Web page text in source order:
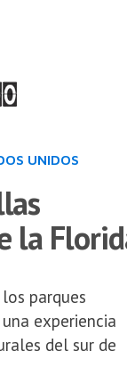
UNIDOS
la
parques
experiencia
del sur de